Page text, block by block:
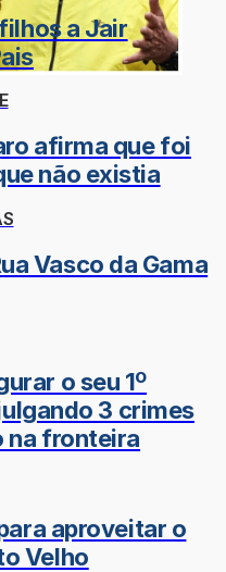
a Jair
afirma que foi
não existia
Vasco da Gama
o seu 1º
3 crimes
na fronteira
aproveitar o
Velho